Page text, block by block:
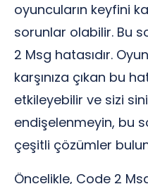
oyuncuların keyfini
sorunlar olabilir. Bu
2 Msg hatasıdır.
karşınıza çıkan bu
etkileyebilir ve sizi
endişelenmeyin, bu
çeşitli çözümler
Öncelikle, Code 2